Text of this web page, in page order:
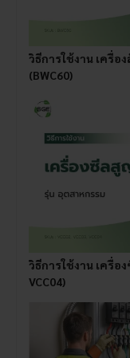
วิธีการใช้งาน เครื่
(BWC60)
วิธีการใช้งาน เครื่อ
VCC04)